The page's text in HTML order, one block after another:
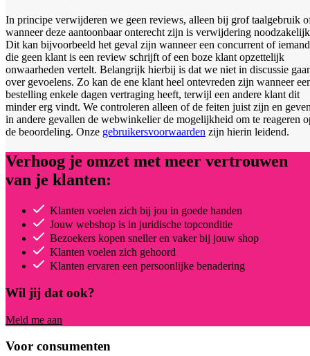
In principe verwijderen we geen reviews, alleen bij grof taalgebruik
wanneer deze aantoonbaar onterecht zijn is verwijdering
Dit kan bijvoorbeeld het geval zijn wanneer een concurrent of iemand
die geen klant is een review schrijft of een boze klant opzettelijk
onwaarheden vertelt. Belangrijk hierbij is dat we niet in discussie
over gevoelens. Zo kan de ene klant heel ontevreden zijn wanneer
bestelling enkele dagen vertraging heeft, terwijl een andere klant dit
minder erg vindt. We controleren alleen of de feiten juist zijn en
in andere gevallen de webwinkelier de mogelijkheid om te reageren
de beoordeling. Onze gebruikersvoorwaarden zijn hierin leidend.
Verhoog je omzet met meer vertrouwen
van je klanten:
Klanten voelen zich bij jou in goede handen
Jouw webshop is in juridische topconditie
Bezoekers kopen sneller en vaker bij jouw shop
Klanten voelen zich gehoord
Klanten ervaren een persoonlijke benadering
Wil jij dat ook?
Meld me aan
Voor consumenten